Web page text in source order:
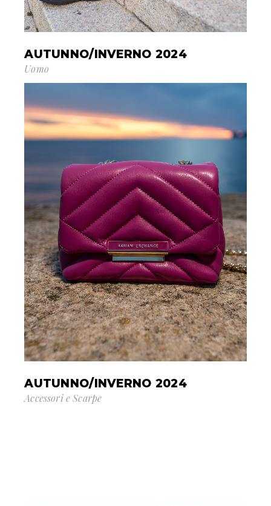
AUTUNNO/INVERNO 2024
Uomo
AUTUNNO/INVERNO 2024
Accessori e Scarpe